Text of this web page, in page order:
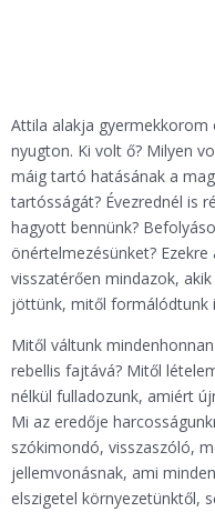
Attila alakja
nyugton. Ki volt ő? Milyen
máig tartó hatásának a
tartósságát? Évezrednél is
hagyott bennünk?
önértelmezésünket?
visszatérően mindazok,
jöttünk, mitől formálódtunk
Mitől váltunk
rebellis fajtává? Mitől
nélkül fulladozunk, amiért
Mi az eredője
szókimondó, visszaszóló,
jellemvonásnak, ami
elszigetel környezetünktől,